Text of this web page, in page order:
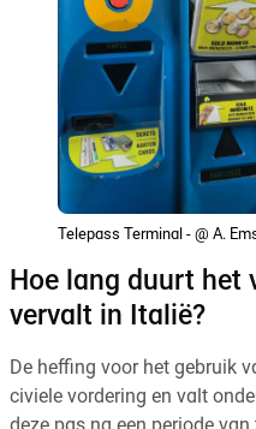
Telepass Terminal - @ A.
Hoe lang duurt het
vervalt in Italië?
De heffing voor het gebruik
civiele vordering en valt